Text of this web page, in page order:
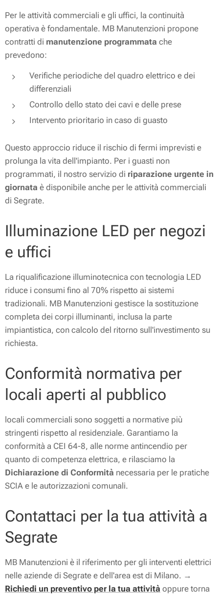
Per le attività commerciali e gli uffici, la continuità
operativa è fondamentale. MB Manutenzioni propone
contratti di manutenzione programmata che
prevedono:
Verifiche periodiche del quadro elettrico e dei
differenziali
Controllo dello stato dei cavi e delle prese
Intervento prioritario in caso di guasto
Questo approccio riduce il rischio di fermi imprevisti e
prolunga la vita dell'impianto. Per i guasti non
programmati, il nostro servizio di riparazione urgente in
giornata è disponibile anche per le attività commerciali
di Segrate.
Illuminazione LED per negozi
e uffici
La riqualificazione illuminotecnica con tecnologia LED
riduce i consumi fino al 70% rispetto ai sistemi
tradizionali. MB Manutenzioni gestisce la sostituzione
completa dei corpi illuminanti, inclusa la parte
impiantistica, con calcolo del ritorno sull'investimento su
richiesta.
Conformità normativa per
locali aperti al pubblico
locali commerciali sono soggetti a normative più
stringenti rispetto al residenziale. Garantiamo la
conformità a CEI 64-8, alle norme antincendio per
quanto di competenza elettrica, e rilasciamo la
Dichiarazione di Conformità necessaria per le pratiche
SCIA e le autorizzazioni comunali.
Contattaci per la tua attività a
Segrate
MB Manutenzioni è il riferimento per gli interventi elettrici
nelle aziende di Segrate e dell'area est di Milano. →
Richiedi un preventivo per la tua attività oppure torna